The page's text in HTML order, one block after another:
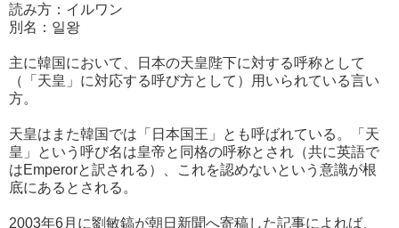
読み方：イルワン
別名：일왕
主に韓国において、日本の天皇陛下に対する呼称として
（「天皇」に対応する呼び方として）用いられている言い
方。
天皇はまた韓国では「日本国王」とも呼ばれている。「天
皇」という呼び名は皇帝と同格の呼称とされ（共に英語で
はEmperorと訳される）、これを認めないという意識が根
底にあるとされる。
2003年6月に劉敏鎬が朝日新聞へ寄稿した記事によれば、